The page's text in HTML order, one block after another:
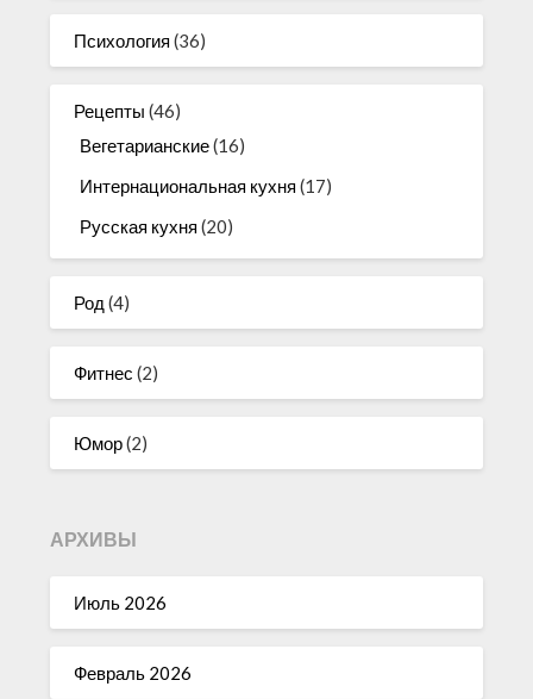
Психология (36)
Рецепты (46)
Вегетарианские(16)
Интернациональная кухня (17)
Русская кухня (20)
Род (4)
Фитнес (2)
Юмор(2)
АРХИВЫ
Июль 2026
Февраль 2026